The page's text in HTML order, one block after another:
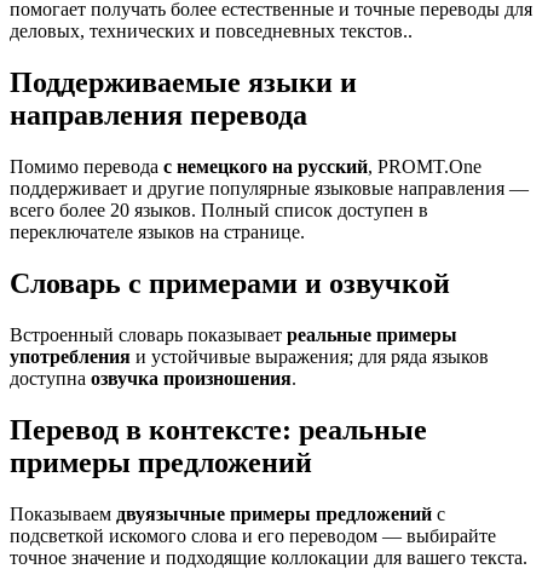
помогает получать более естественные и точные переводы для
деловых, технических и повседневных текстов..
Поддерживаемые языки и
направления перевода
Помимо перевода с немецкого на русский, PROMT.One
поддерживает и другие популярные языковые направления —
всего более 20 языков. Полный список доступен в
переключателе языков на странице.
Словарь с примерами и озвучкой
Встроенный словарь показывает реальные примеры
употребления и устойчивые выражения; для ряда языков
доступна озвучка произношения.
Перевод в контексте: реальные
примеры предложений
Показываем двуязычные примеры предложений с
подсветкой искомого слова и его переводом — выбирайте
точное значение и подходящие коллокации для вашего текста.